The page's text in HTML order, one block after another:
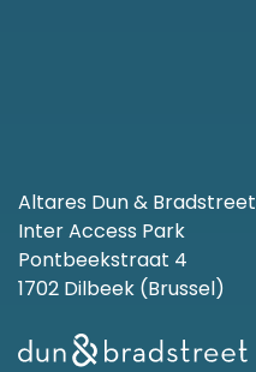
Altares Dun & Bradstreet
Inter Access Park
Pontbeekstraat 4
1702 Dilbeek (Brussel)